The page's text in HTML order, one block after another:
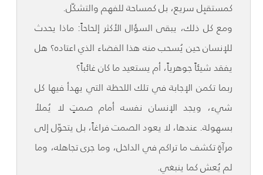
كمستقبِل سريع، بل كمساحة للفهم والتشكّل.
ومع كل ذلك، يبقى السؤال الأكثر إلحاحاً: ماذا يحدث
للإنسان حين يُسحب منه هذا الفضاء الذي اعتاده؟ هل
يفقد شيئاً جوهرياً، أم يستعيد ما كان غائباً؟
ربما تكمن الإجابة في تلك اللحظة التي يهدأ فيها كل
شيء، ويجد الإنسان نفسه أمام صمتٍ لا يُملأ
بسهولة. عندها، لا يعود الصمت فراغاً، بل يتحوّل إلى
مرآةٍ تكشف ما تراكم في الداخل، وما جرى تجاهله، وما
لم يُعش كما ينبغي.